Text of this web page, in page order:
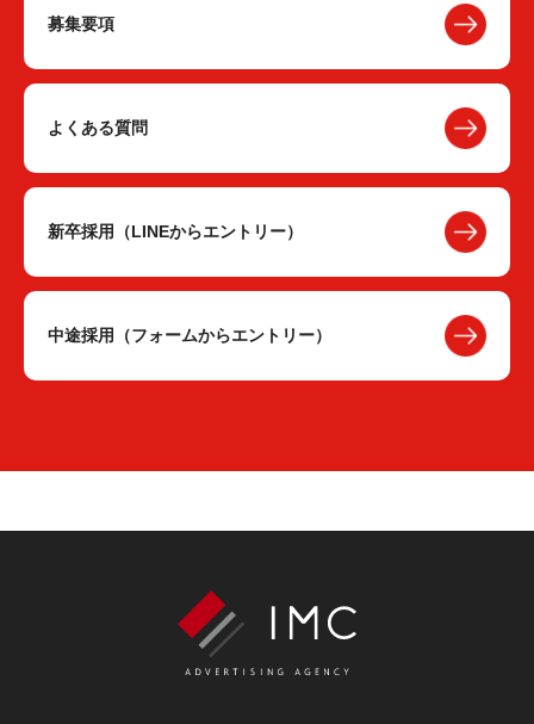
募集要項
よくある質問
新卒採用（LINEからエントリー）
中途採用（フォームからエントリー）